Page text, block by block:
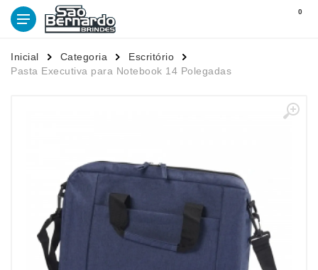
0
Inicial Categoria
Escritório
Pasta Executiva para Notebook 14 Polegadas